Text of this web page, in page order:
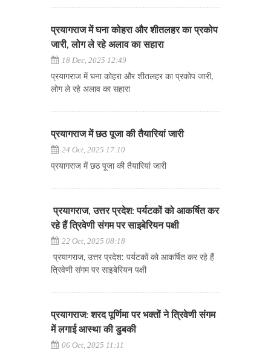
प्रयागराज में घना कोहरा और शीतलहर का प्रकोप
जारी, लोग ले रहे अलाव का सहारा
18 Dec, 2025 12:49
प्रयागराज में घना कोहरा और शीतलहर का प्रकोप जारी,
लोग ले रहे अलाव का सहारा
प्रयागराज में छठ पूजा की तैयारियां जारी
24 Oct, 2025 17:10
प्रयागराज में छठ पूजा की तैयारियां जारी
प्रयागराज, उत्तर प्रदेश: पर्यटकों को आकर्षित कर
रहे हैं त्रिवेणी संगम पर साइबेरियन पक्षी
22 Oct, 2025 08:18
प्रयागराज, उत्तर प्रदेश: पर्यटकों को आकर्षित कर रहे हैं
त्रिवेणी संगम पर साइबेरियन पक्षी
प्रयागराज: शरद पूर्णिमा पर भक्तों ने त्रिवेणी संगम
में लगाई आस्था की डुबकी
06 Oct, 2025 11:11